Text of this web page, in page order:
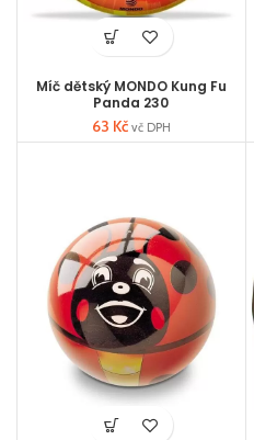
Míč dětský MONDO Kung Fu
Panda 230
63 Kč vč DPH